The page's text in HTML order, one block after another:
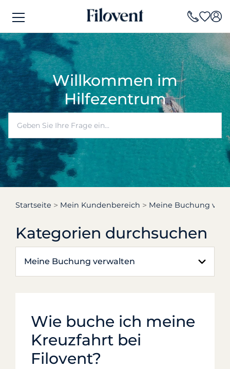
Willkommen im
Hilfezentrum
Startseite Mein Kundenbereich Meine Buchung
Kategorien durchsuchen
Meine Buchung verwalten
Wie buche ich meine
Kreuzfahrt bei
Filovent?